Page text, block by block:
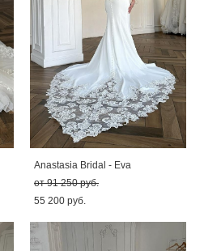
Anastasia Bridal - Eva
от 91 250 pуб.
55 200 pуб.